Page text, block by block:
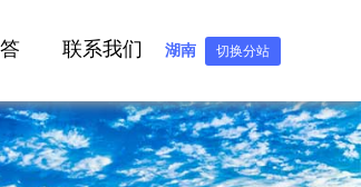
湖南 切换分站
联系我们